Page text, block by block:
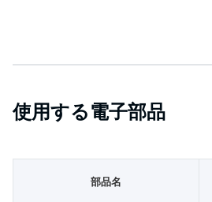
使用する電子部品
部品名